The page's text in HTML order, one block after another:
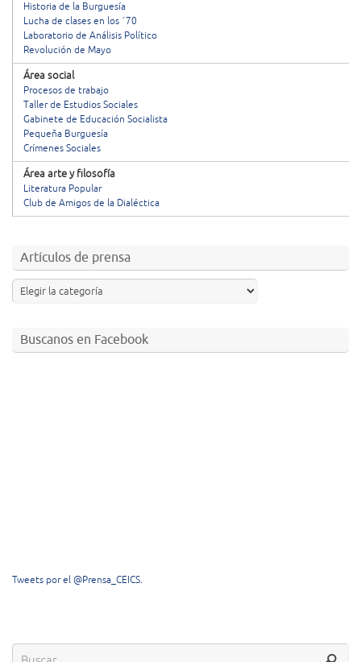
Historia de la Burguesía
Lucha de clases en los ´70
Laboratorio de Análisis Político
Revolución de Mayo
Área social
Procesos de trabajo
Taller de Estudios Sociales
Gabinete de Educación Socialista
Pequeña Burguesía
Crímenes Sociales
Área arte y filosofía
Literatura Popular
Club de Amigos de la Dialéctica
Artículos de prensa
Buscanos en Facebook
Tweets por el @Prensa_CEICS.